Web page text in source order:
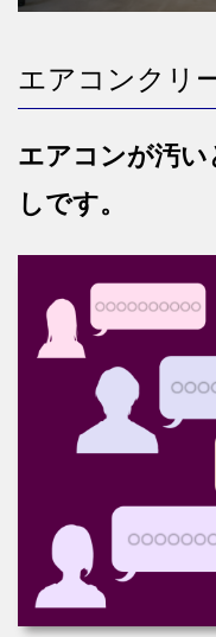
エアコンクリ
エアコンが汚
しです。